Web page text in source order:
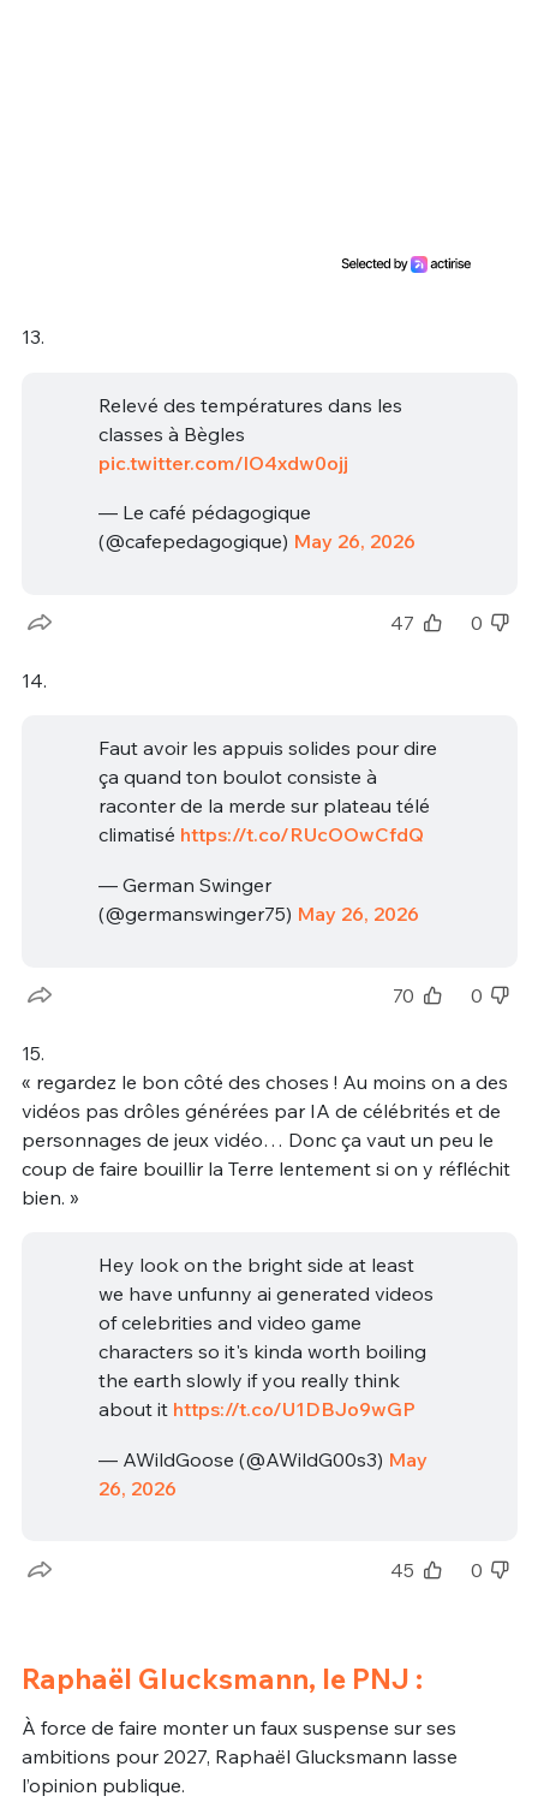
13.
Relevé des températures dans les
classes à Bègles
pic.twitter.com/lO4xdw0ojj
— Le café pédagogique
(@cafepedagogique) May 26, 2026
47 0
14.
Faut avoir les appuis solides pour dire
ça quand ton boulot consiste à
raconter de la merde sur plateau télé
climatisé https://t.co/RUcOOwCfdQ
— German Swinger
(@germanswinger75) May 26, 2026
70 0
15.
« regardez le bon côté des choses ! Au moins on a des
vidéos pas drôles générées par IA de célébrités et de
personnages de jeux vidéo… Donc ça vaut un peu le
coup de faire bouillir la Terre lentement si on y réfléchit
bien. »
Hey look on the bright side at least
we have unfunny ai generated videos
of celebrities and video game
characters so it's kinda worth boiling
the earth slowly if you really think
about it https://t.co/U1DBJo9wGP
— AWildGoose (@AWildG00s3) May
26, 2026
45 0
Raphaël Glucksmann, le PNJ :
À force de faire monter un faux suspense sur ses
ambitions pour 2027, Raphaël Glucksmann lasse
l’opinion publique.